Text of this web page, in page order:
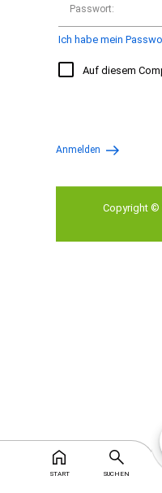
START SUCHEN
Passwort:
Ich habe mein
Auf diesem
Anmelden
Copyright ©